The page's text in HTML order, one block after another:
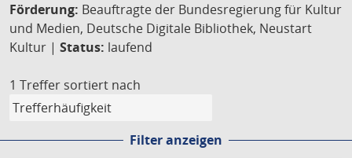
Förderung: Beauftragte der Bundesregierung für Kultur
und Medien, Deutsche Digitale Bibliothek, Neustart
Kultur | Status: laufend
1 Treffer sortiert nach
Filter anzeigen